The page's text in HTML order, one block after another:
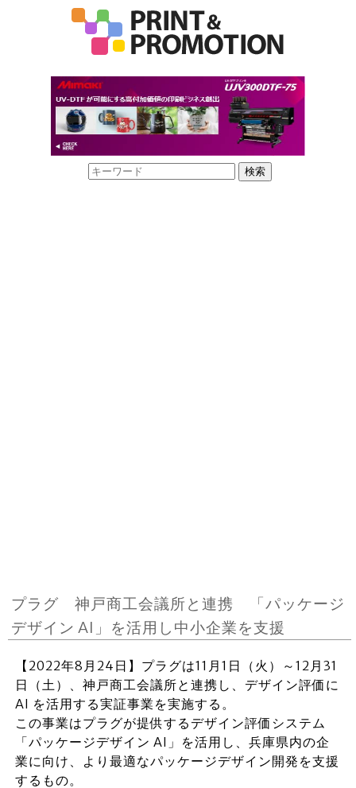
プラグ 神戸商工会議所と連携 「パッケージ
デザイン AI」を活用し中小企業を支援
【2022年8月24日】プラグは11月1日（火）～12月31
日（土）、神戸商工会議所と連携し、デザイン評価に
AI を活用する実証事業を実施する。
この事業はプラグが提供するデザイン評価システム
「パッケージデザイン AI」を活用し、兵庫県内の企
業に向け、より最適なパッケージデザイン開発を支援
するもの。